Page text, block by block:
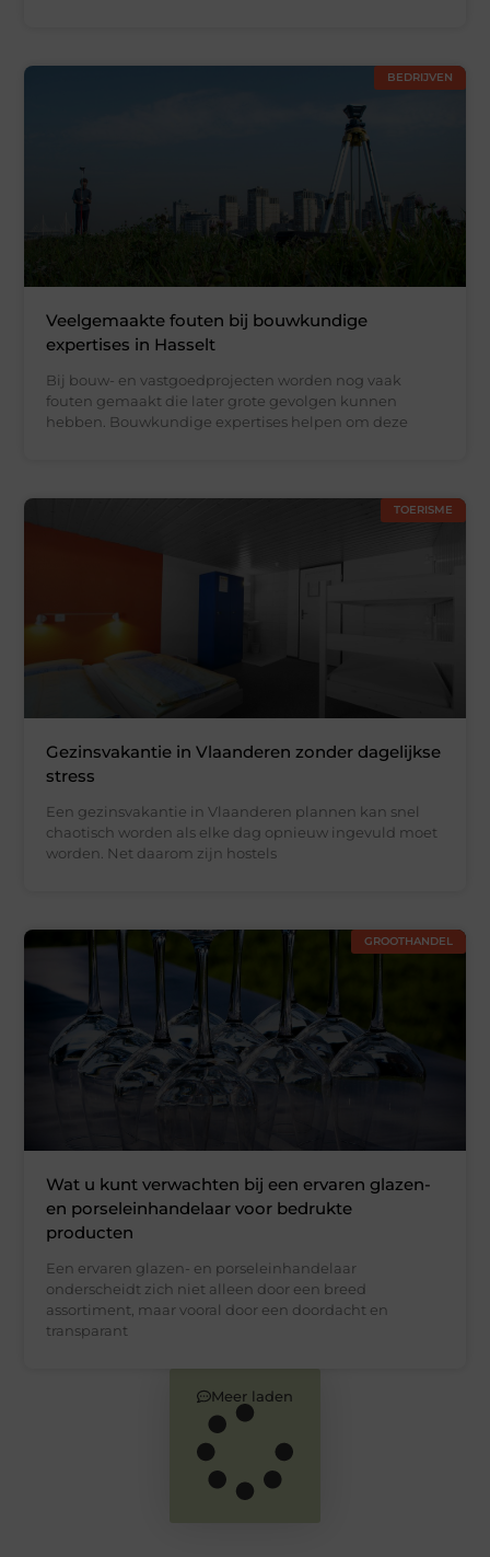
BEDRIJVEN
Veelgemaakte fouten bij bouwkundige
expertises in Hasselt
Bij bouw- en vastgoedprojecten worden nog vaak
fouten gemaakt die later grote gevolgen kunnen
hebben. Bouwkundige expertises helpen om deze
TOERISME
Gezinsvakantie in Vlaanderen zonder dagelijkse
stress
Een gezinsvakantie in Vlaanderen plannen kan snel
chaotisch worden als elke dag opnieuw ingevuld moet
worden. Net daarom zijn hostels
GROOTHANDEL
Wat u kunt verwachten bij een ervaren glazen-
en porseleinhandelaar voor bedrukte
producten
Een ervaren glazen- en porseleinhandelaar
onderscheidt zich niet alleen door een breed
assortiment, maar vooral door een doordacht en
transparant
Meer laden